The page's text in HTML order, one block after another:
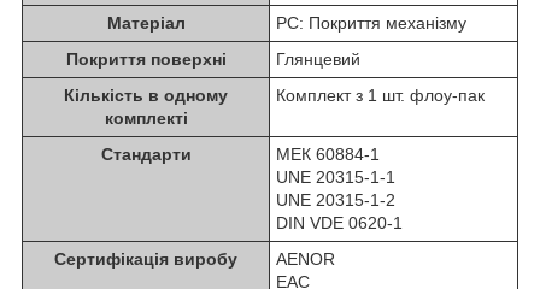
Матеріал
PC: Покриття механізму
Покриття поверхні
Глянцевий
Кількість в одному
комплекті
Комплект з 1 шт. флоу-пак
Стандарти
МЕК 60884-1
UNE 20315-1-1
UNE 20315-1-2
DIN VDE 0620-1
Сертифікація виробу
AENOR
EAC